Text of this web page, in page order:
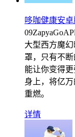
哆咖健康安
09
大型西方魔
罩，只有不
能让你变得
身上，将亿
重燃。
详情